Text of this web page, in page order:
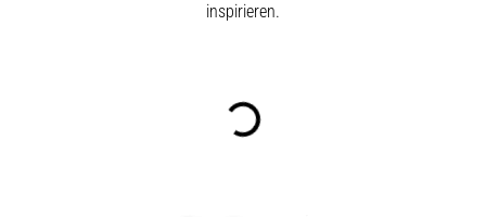
inspirieren.